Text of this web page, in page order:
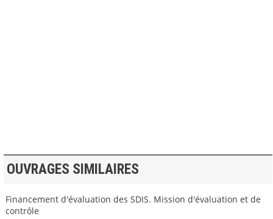
OUVRAGES SIMILAIRES
Financement d'évaluation des SDIS. Mission d'évaluation et de
contrôle